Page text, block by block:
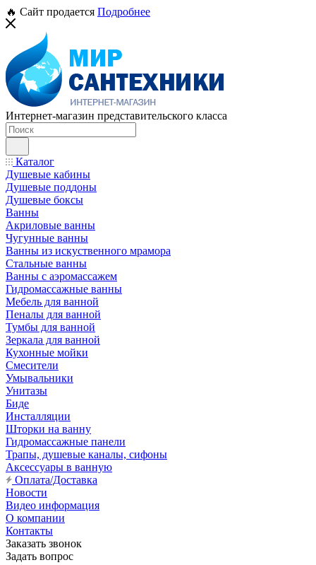
🔥 Сайт продается Подробнее
Интернет-магазин представительского класса
Каталог
Душевые кабины
Душевые поддоны
Душевые боксы
Ванны
Акриловые ванны
Чугунные ванны
Ванны из искуственного мрамора
Стальные ванны
Ванны с аэромассажем
Гидромассажные ванны
Мебель для ванной
Пеналы для ванной
Тумбы для ванной
Зеркала для ванной
Кухонные мойки
Смесители
Умывальники
Унитазы
Биде
Инсталляции
Шторки на ванну
Гидромассажные панели
Трапы, душевые каналы, сифоны
Аксессуары в ванную
Оплата/Доставка
Новости
Видео информация
О компании
Контакты
Заказать звонок
Задать вопрос